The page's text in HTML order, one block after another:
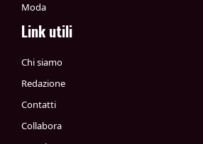
Moda
Link utili
Chi siamo
Redazione
Contatti
Collabora